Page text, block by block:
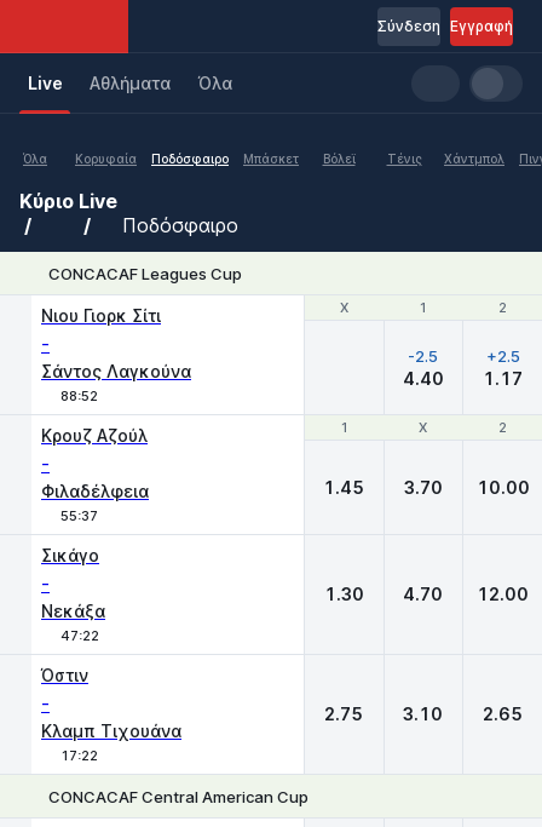
Εγγραφή
Σύνδεση
Live Aθλήματα Όλα
Όλα Κορυφαία Ποδόσφαιρο Μπάσκετ Βόλεϊ Τένις Χάντμπολ
Κύριο Live
Ποδόσφαιρο
CONCACAF Leagues Cup
Χ 1 2
Νιου Γιορκ Σίτι
-
Σάντος Λαγκούνα
88:52
Χ 1 2
-2.5
4.40
+2.5
1.17
1 X 2
Κρουζ Αζούλ
-
Φιλαδέλφεια
55:37
1 X 2
1.45 3.70 10.00
Σικάγο
-
Νεκάξα
47:22
1.30 4.70 12.00
Όστιν
-
Κλαμπ Τιχουάνα
17:22
2.75 3.10 2.65
CONCACAF Central American Cup